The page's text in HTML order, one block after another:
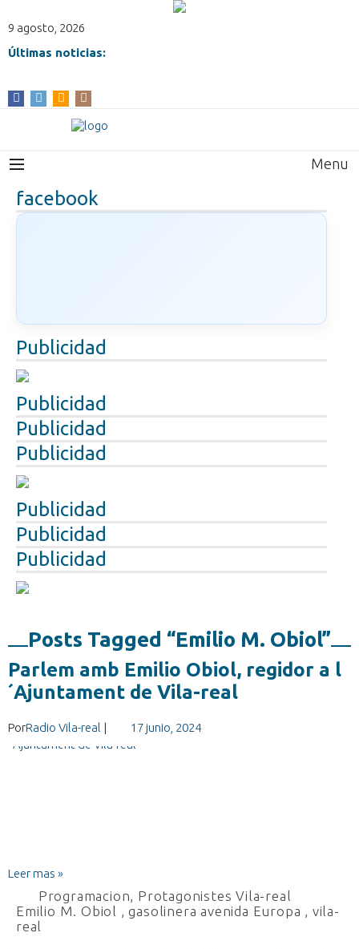
9 agosto, 2026
Últimas noticias:
Menu
facebook
Publicidad
Publicidad
Publicidad
Publicidad
Publicidad
Publicidad
Publicidad
Posts Tagged “Emilio M. Obiol”
Parlem amb Emilio Obiol, regidor a l
´Ajuntament de Vila-real
PorRadio Vila-real | 17 junio, 2024
Leer mas »
Programacion, Protagonistes Vila-real
Emilio M. Obiol ,gasolinera avenida Europa , vila-
real